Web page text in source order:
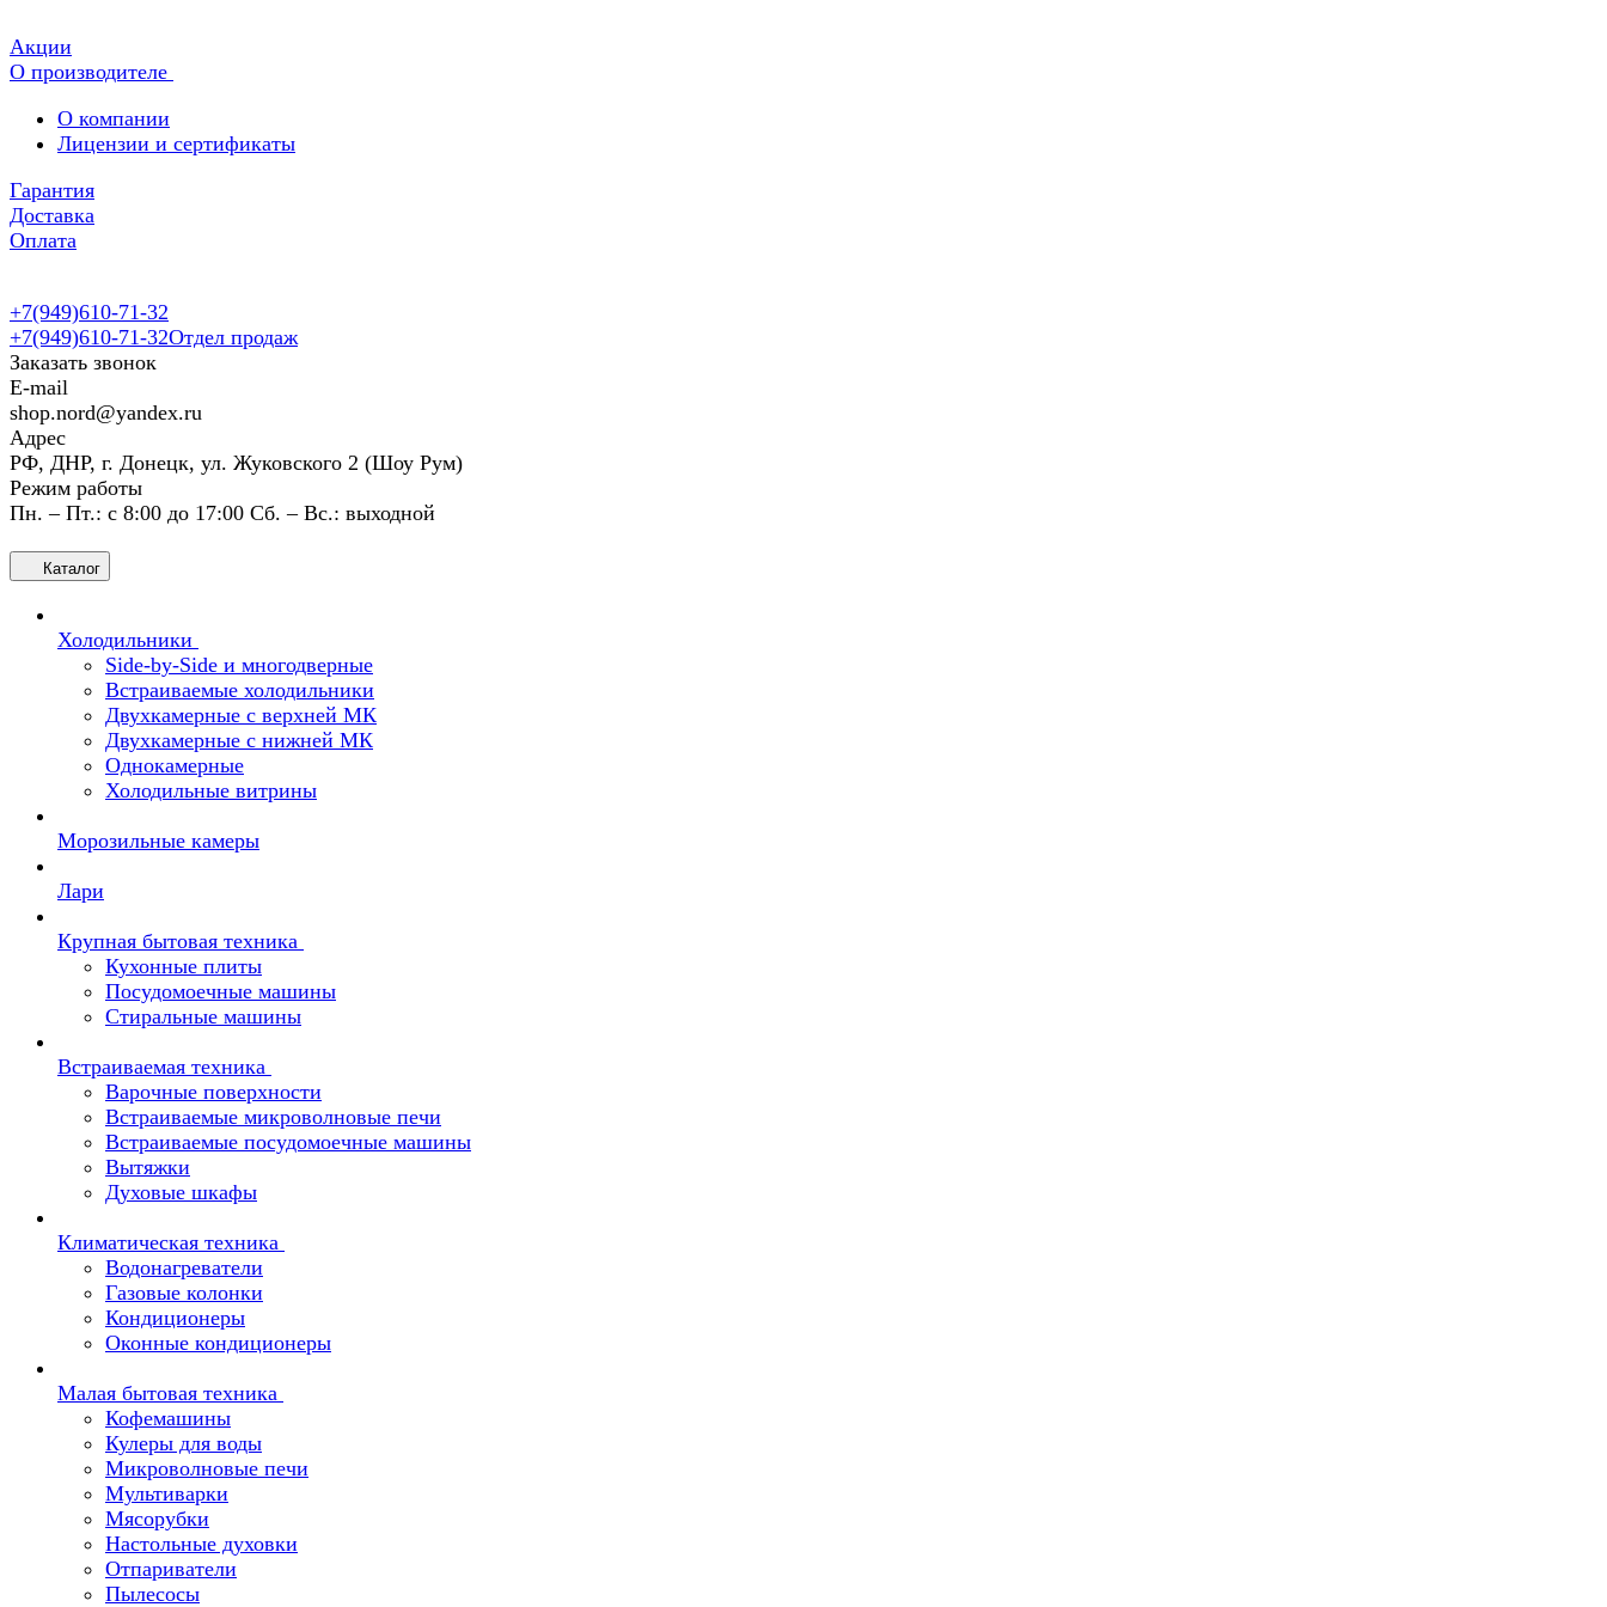
Акции
О производителе
О компании
Лицензии и сертификаты
Гарантия
Доставка
Оплата
+7(949)610-71-32
+7(949)610-71-32Отдел продаж
Заказать звонок
E-mail
shop.nord@yandex.ru
Адрес
РФ, ДНР, г. Донецк, ул. Жуковского 2 (Шоу Рум)
Режим работы
Пн. – Пт.: с 8:00 до 17:00 Сб. – Вс.: выходной
Каталог
Холодильники
Side-by-Side и многодверные
Встраиваемые холодильники
Двухкамерные с верхней МК
Двухкамерные с нижней МК
Однокамерные
Холодильные витрины
Морозильные камеры
Лари
Крупная бытовая техника
Кухонные плиты
Посудомоечные машины
Стиральные машины
Встраиваемая техника
Варочные поверхности
Встраиваемые микроволновые печи
Встраиваемые посудомоечные машины
Вытяжки
Духовые шкафы
Климатическая техника
Водонагреватели
Газовые колонки
Кондиционеры
Оконные кондиционеры
Малая бытовая техника
Кофемашины
Кулеры для воды
Микроволновые печи
Мультиварки
Мясорубки
Настольные духовки
Отпариватели
Пылесосы